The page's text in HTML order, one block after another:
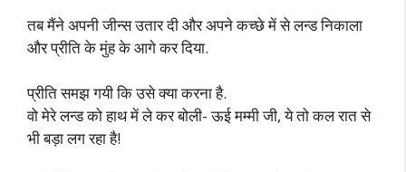
तब मैंने अपनी जीन्स उतार दी और अपने कच्छे में से लन्ड निकाला
और प्रीति के मुंह के आगे कर दिया.
प्रीति समझ गयी कि उसे क्या करना है.
वो मेरे लन्ड को हाथ में ले कर बोली- ऊई मम्मी जी, ये तो कल रात से
भी बड़ा लग रहा है!